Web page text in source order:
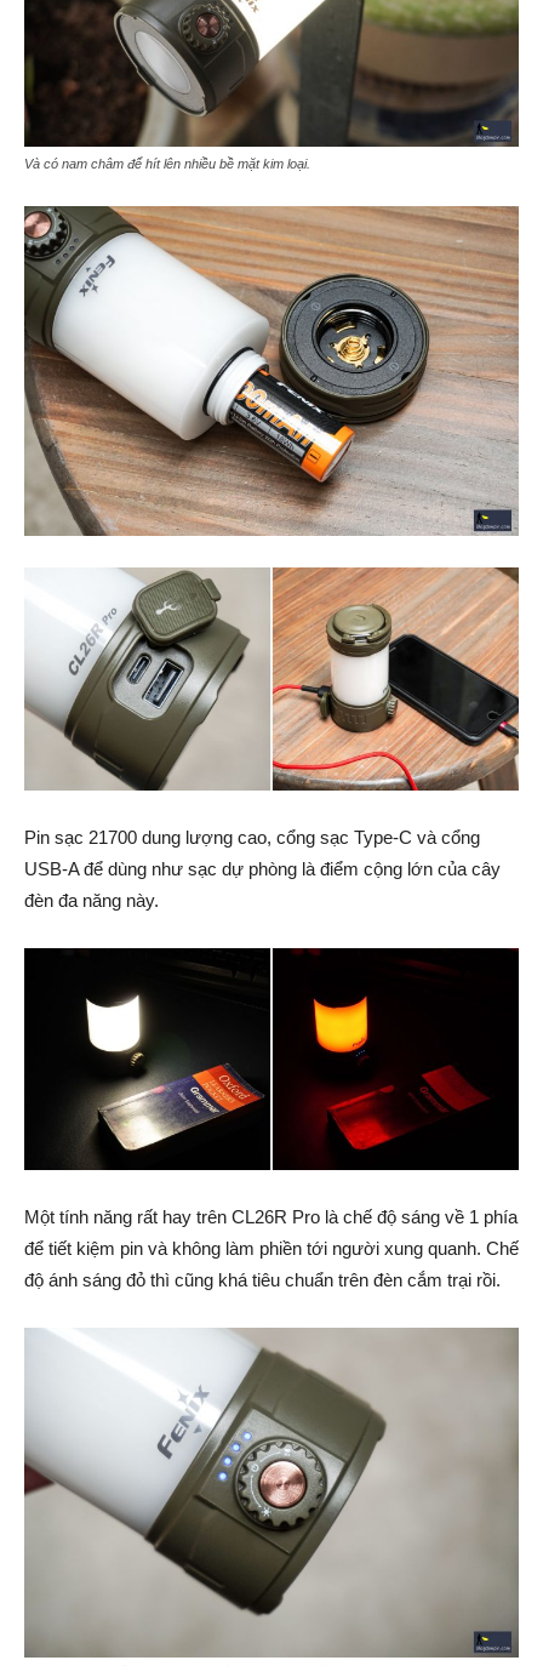
Và có nam châm để hít lên nhiều bề mặt kim loại.
Pin sạc 21700 dung lượng cao, cổng sạc Type-C và cổng
USB-A để dùng như sạc dự phòng là điểm cộng lớn của cây
đèn đa năng này.
Một tính năng rất hay trên CL26R Pro là chế độ sáng về 1 phía
để tiết kiệm pin và không làm phiền tới người xung quanh. Chế
độ ánh sáng đỏ thì cũng khá tiêu chuẩn trên đèn cắm trại rồi.